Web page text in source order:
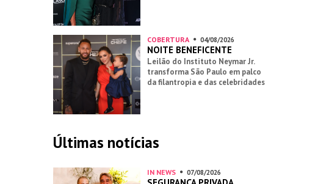
COBERTURA 04/08/2026
NOITE BENEFICENTE
Leilão do Instituto Neymar Jr.
transforma São Paulo em palco
da filantropia e das celebridades
Últimas notícias
IN NEWS 07/08/2026